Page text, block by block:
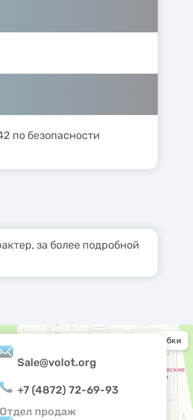
по безопасности
за более подробной
Sale@volot.org
+7 (4872) 72-69-93
Отдел продаж